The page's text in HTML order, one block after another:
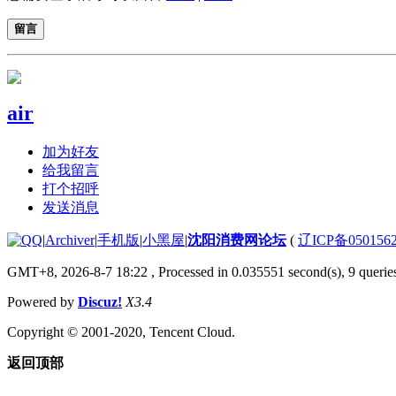
留言
air
加为好友
给我留言
打个招呼
发送消息
|Archiver|手机版|小黑屋|沈阳消费网论坛( 辽ICP备
GMT+8, 2026-8-7 18:22 , Processed in 0.035551 second(s), 9
Powered by Discuz! X3.4
Copyright © 2001-2020, Tencent Cloud.
返回顶部